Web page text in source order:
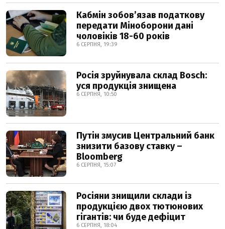
Кабмін зобовʼязав податкову
передати Міноборони дані
чоловіків 18-60 років
6 СЕРПНЯ, 19:39
Росія зруйнувала склад Bosch:
уся продукція знищена
6 СЕРПНЯ, 10:50
Путін змусив Центральний банк
знизити базову ставку –
Bloomberg
6 СЕРПНЯ, 15:07
Росіяни знищили склади із
продукцією двох тютюнових
гігантів: чи буде дефіцит
6 СЕРПНЯ, 18:04